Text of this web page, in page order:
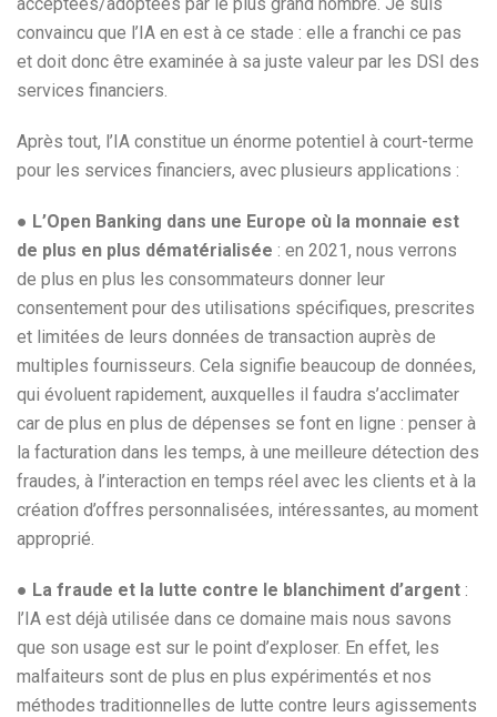
convaincu que l’IA en est à ce stade : elle a franchi ce pas
et doit donc être examinée à sa juste valeur par les DSI des
services financiers.
Après tout, l’IA constitue un énorme potentiel à court-terme
pour les services financiers, avec plusieurs applications :
● L’Open Banking dans une Europe où la monnaie est
de plus en plus dématérialisée : en 2021, nous verrons
de plus en plus les consommateurs donner leur
consentement pour des utilisations spécifiques, prescrites
et limitées de leurs données de transaction auprès de
multiples fournisseurs. Cela signifie beaucoup de données,
qui évoluent rapidement, auxquelles il faudra s’acclimater
car de plus en plus de dépenses se font en ligne : penser à
la facturation dans les temps, à une meilleure détection des
fraudes, à l’interaction en temps réel avec les clients et à la
création d’offres personnalisées, intéressantes, au moment
approprié.
● La fraude et la lutte contre le blanchiment d’argent :
l’IA est déjà utilisée dans ce domaine mais nous savons
que son usage est sur le point d’exploser. En effet, les
malfaiteurs sont de plus en plus expérimentés et nos
méthodes traditionnelles de lutte contre leurs agissements